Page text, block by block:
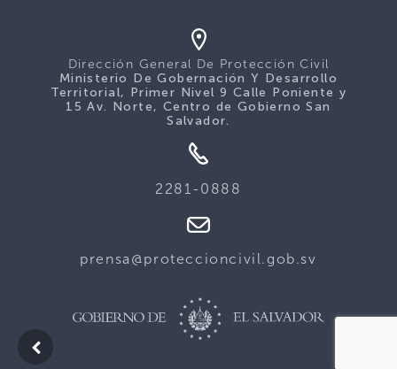
Dirección General De Protección Civil
Ministerio De Gobernación Y Desarrollo
Territorial, Primer Nivel 9 Calle Poniente y
15 Av. Norte, Centro de Gobierno San
Salvador.
2281-0888
prensa@proteccioncivil.gob.sv